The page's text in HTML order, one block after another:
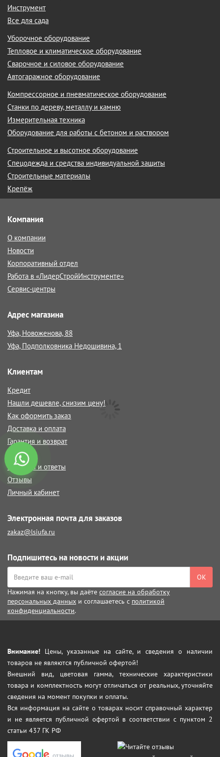
Инструмент
Все для сада
Уборочное оборудование
Тепловое и климатическое оборудование
Сварочное и силовое оборудование
Автогаражное оборудование
Компрессорное и пневматическое оборудование
Станки по дереву, металлу и камню
Измерительная техника
Оборудование для работы с бетоном и раствором
Строительное и высотное оборудование
Спецодежда и средства индивидуальной защиты
Строительные материалы
Крепёж
Компания
О компании
Новости
Корпоративный отдел
Работа в «ЛидерСтройИнструменте»
Сервис-центры
Адрес магазина
Уфа, Новоженова, 88
Уфа, Подполковника Недошивина, 1
Клиентам
Кредит
Нашли дешевле, снизим цену!
Как оформить заказ
Доставка и оплата
Гарантия и возврат
Статьи
Вопросы и ответы
Отзывы
Личный кабинет
Электронная почта для заказов
zakaz@lsiufa.ru
Подпишитесь на новости и акции
ОК
Нажимая на кнопку, вы даёте согласие на обработку
персональных данных и соглашаетесь с политикой
конфиденциальности.
Внимание! Цены, указанные на сайте, и сведения о наличии
товаров не являются публичной офертой!
Внешний вид, цветовая гамма, технические характеристики
товара и комплектность могут отличаться от реальных, уточняйте
сведения на момент покупки и оплаты.
Вся информация на сайте о товарах носит справочный характер
и не является публичной офертой в соответствии с пунктом 2
статьи 437 ГК РФ